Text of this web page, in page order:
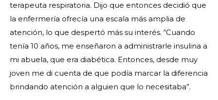
terapeuta respiratoria. Dijo que entonces decidió que
la enfermería ofrecía una escala más amplia de
atención, lo que despertó más su interés. “Cuando
tenía 10 años, me enseñaron a administrarle insulina a
mi abuela, que era diabética. Entonces, desde muy
joven me di cuenta de que podía marcar la diferencia
brindando atención a alguien que lo necesitaba”.